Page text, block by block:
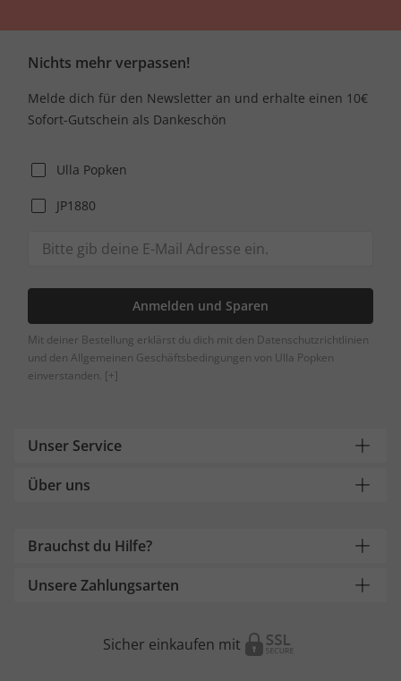
Nichts mehr verpassen!
Melde dich für den Newsletter an und erhalte einen 10€
Sofort-Gutschein als Dankeschön
Ulla Popken
JP1880
Anmelden und Sparen
Mit deiner Bestellung erklärst du dich mit den Datenschutzrichtlinien
und den Allgemeinen Geschäftsbedingungen von Ulla Popken
einverstanden. [+]
Unser Service
Über uns
Brauchst du Hilfe?
Unsere Zahlungsarten
Sicher einkaufen mit